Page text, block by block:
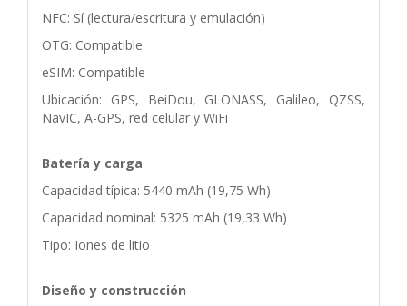
NFC: Sí (lectura/escritura y emulación)
OTG: Compatible
eSIM: Compatible
Ubicación: GPS, BeiDou, GLONASS, Galileo, QZSS,
NavIC, A-GPS, red celular y WiFi
Batería y carga
Capacidad típica: 5440 mAh (19,75 Wh)
Capacidad nominal: 5325 mAh (19,33 Wh)
Tipo: Iones de litio
Diseño y construcción